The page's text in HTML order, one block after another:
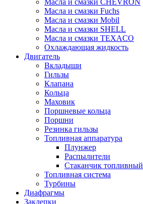
Масла и смазки Fuchs
Масла и смазки Mobil
Масла и смазки SHELL
Масла и смазки TEXACO
Охлаждающая жидкость
Двигатель
Вкладыши
Гильзы
Клапана
Кольца
Маховик
Поршневые кольца
Поршни
Резинка гильзы
Топливная аппаратура
Плунжер
Распылители
Стаканчик топливный
Топливная система
Турбины
Диафрагмы
Заклепки